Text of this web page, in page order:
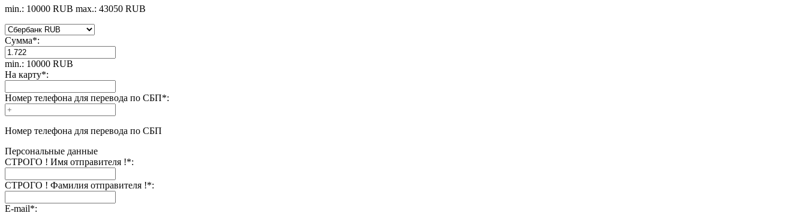
min.: 10000 RUB max.: 43050 RUB
Сумма*:
min.: 10000 RUB
На карту*:
Номер телефона для перевода по СБП*:
Номер телефона для перевода по СБП
Персональные данные
СТРОГО ! Имя отправителя !*:
СТРОГО ! Фамилия отправителя !*:
E-mail*: